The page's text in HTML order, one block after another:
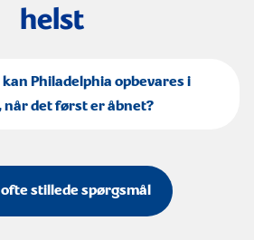
helst
Philadelphia opbevares i
når det først er åbnet?
ofte stillede spørgsmål